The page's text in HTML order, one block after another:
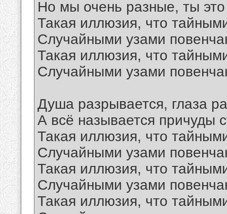
Но мы очень разные, ты
Такая иллюзия, что
Случайными узами
Такая иллюзия, что
Случайными узами
Душа разрывается, глаза
А всё называется причуды
Такая иллюзия, что
Случайными узами
Такая иллюзия, что
Случайными узами
Такая иллюзия, что